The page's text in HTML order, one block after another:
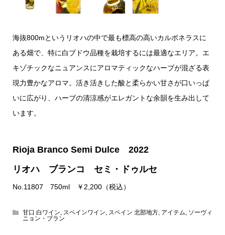
海抜800mというリオハの中で最も標高の高いカルボネラスに
ある畑で、特に白ブドウ品種を栽培するには最適なエリア。エ
キゾチックなニュアンスにアロマティックなハーブが混ざる表
現力豊かなアロマ。活き活きした酸と柔らかい甘さが口いっぱ
いに広がり、ハーブの清涼感がエレガントな余韻を生み出して
います。
Rioja Branco Semi Dulce 2022
リオハ ブランコ セミ・ドゥルセ
No.11807 750ml ￥2,200（税込）
甘口 白ワイン スペインワイン スペイン 北部地方, アイテム ソーヴィ
ニョン・ブラン